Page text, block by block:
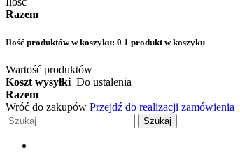
Razem
Ilość produktów w koszyku: 0 1 produkt w koszyku
Wartość produktów
Koszt wysyłki Do ustalenia
Razem
Wróć do zakupów Przejdź do realizacji zamówienia
Szukaj